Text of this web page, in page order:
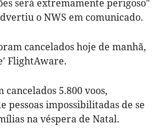
será extremamente perigoso"
o NWS em comunicado.
cancelados hoje de manhã,
FlightAware.
5.800 voos,
pessoas impossibilitadas de se
na véspera de Natal.